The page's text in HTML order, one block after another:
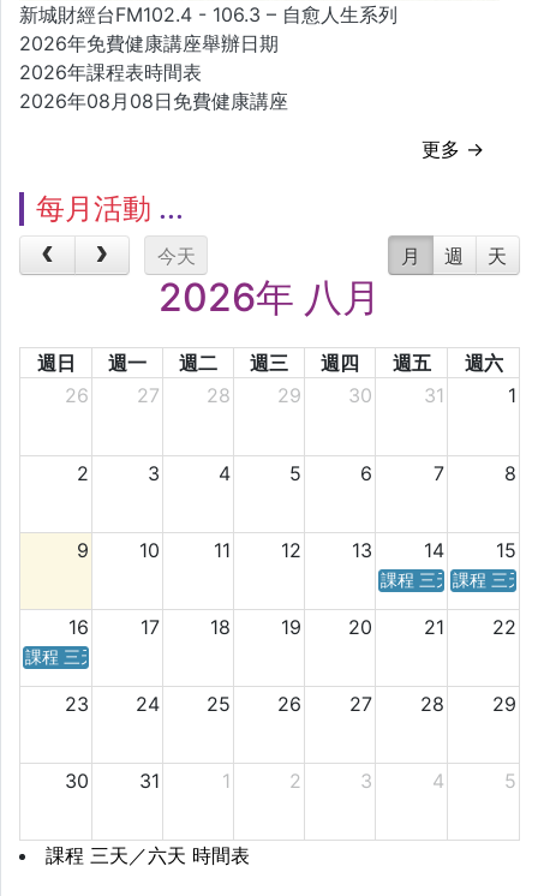
新城財經台FM102.4 - 106.3 – 自愈人生系列
2026年免費健康講座舉辦日期
2026年課程表時間表
2026年08月08日免費健康講座
更多 →
每月活動
今天 月 週 天
2026年 八月
週日 週一 週二 週三 週四 週五
週六
26
27 28 29 30 31 1
2 3 4 5 6 7 8
9 10 11 12 13 14 15
課程 三天／六天 時
課程 三天
16 17 18 19 20 21 22
課程 三天／六天 時間表
23 24 25 26 27 28 29
30 31 1 2 3 4 5
課程 三天／六天 時間表